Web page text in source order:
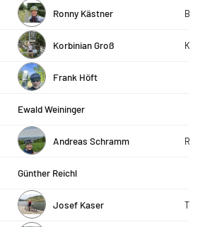
Ronny Kästner
Korbinian Groß
Frank Höft
Ewald Weininger
Andreas Schramm
Günther Reichl
Josef Kaser